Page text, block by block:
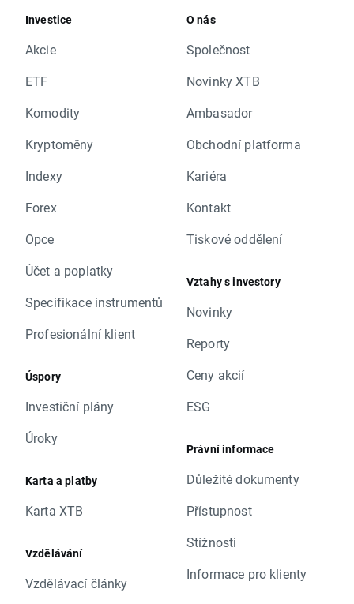
Investice
Akcie
ETF
Komodity
Kryptoměny
Indexy
Forex
Opce
Účet a poplatky
Specifikace instrumentů
Profesionální klient
Úspory
Investiční plány
Úroky
Karta a platby
Karta XTB
Vzdělávání
Vzdělávací články
O nás
Společnost
Novinky XTB
Ambasador
Obchodní platforma
Kariéra
Kontakt
Tiskové oddělení
Vztahy s investory
Novinky
Reporty
Ceny akcií
ESG
Právní informace
Důležité dokumenty
Přístupnost
Stížnosti
Informace pro klienty